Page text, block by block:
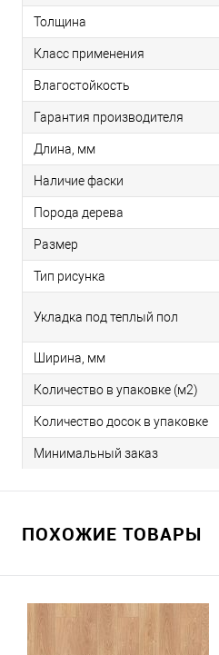
Толщина
Класс применения
Влагостойкость
Гарантия производителя
Длина, мм
Наличие фаски
Порода дерева
Размер
Тип рисунка
Укладка под теплый пол
Ширина, мм
Количество в упаковке (м2)
Количество досок в упаковке
Минимальный заказ
ПОХОЖИЕ ТОВАРЫ